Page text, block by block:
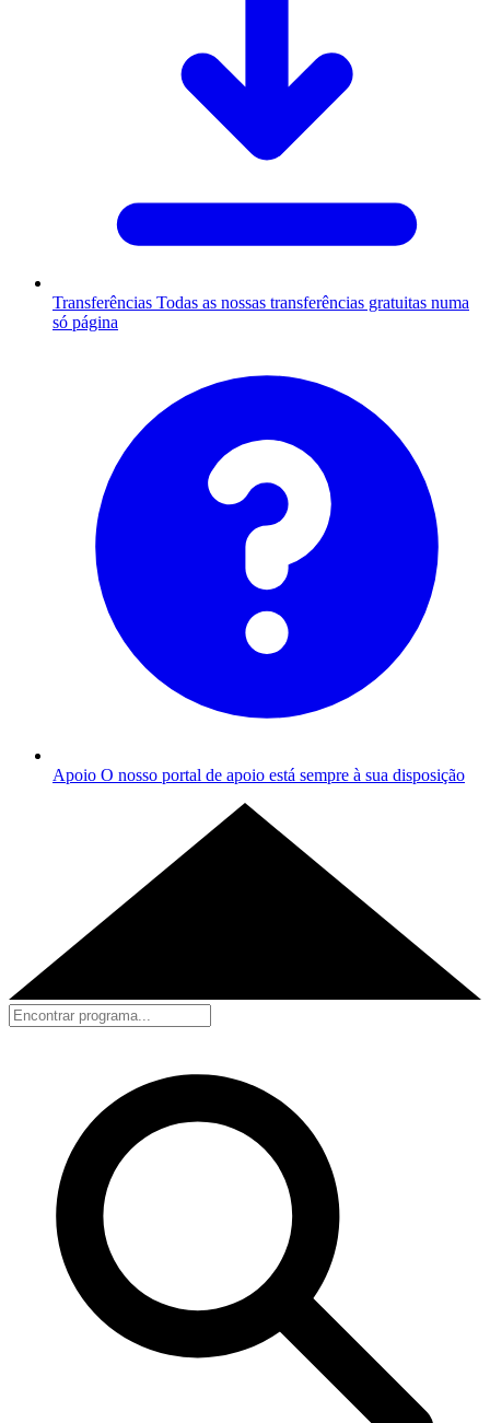
Transferências Todas as nossas transferências gratuitas numa
só página
Apoio O nosso portal de apoio está sempre à sua disposição